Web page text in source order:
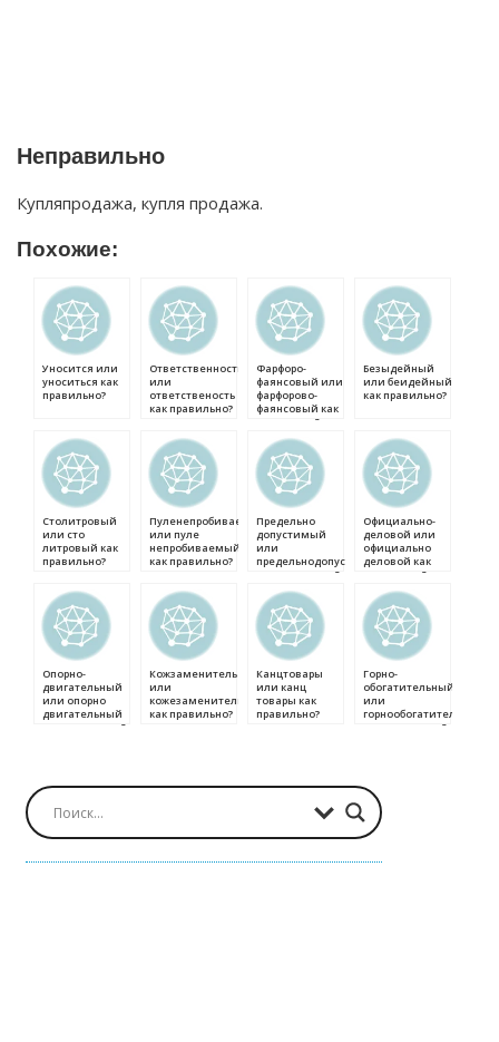
Неправильно
Купляпродажа, купля продажа.
Похожие:
Уносится или
уноситься как
правильно?
Ответственность
или
ответственость
как правильно?
Фарфоро-
фаянсовый или
фарфорово-
фаянсовый как
правильно?
Безыдейный
или беидейный
как правильно?
Столитровый
или сто
литровый как
правильно?
Пуленепробиваемый
или пуле
непробиваемый
как правильно?
Предельно
допустимый
или
предельнодопустимый
как правильно?
Официально-
деловой или
официально
деловой как
правильно?
Опорно-
двигательный
или опорно
двигательный
как правильно?
Кожзаменитель
или
кожезаменитель
как правильно?
Канцтовары
или канц
товары как
правильно?
Горно-
обогатительный
или
горнообогатительный
как правильно?